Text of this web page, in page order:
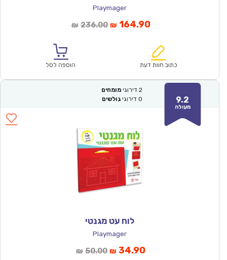
Playmager
₪ 236.00המחיר
₪236.00.
₪ 164.90המחיר
הוא:
כתוב חוות דעת הוספה לסל
9.2
מעולה
2 דירוגי מומחים
0 דירוגי גולשים
לוח עט מגנטי
Playmager
₪ 50.00המחיר
₪ 34.90המחיר